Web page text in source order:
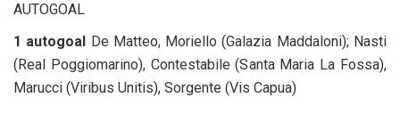
AUTOGOAL
1 autogoal De Matteo, Moriello (Galazia Maddaloni); Nasti
(Real Poggiomarino), Contestabile (Santa Maria La Fossa),
Marucci (Viribus Unitis), Sorgente (Vis Capua)